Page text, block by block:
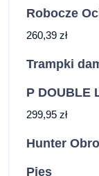
Robocze
260,39 zł
Trampki
P DOUBLE
299,95 zł
Hunter
Pies